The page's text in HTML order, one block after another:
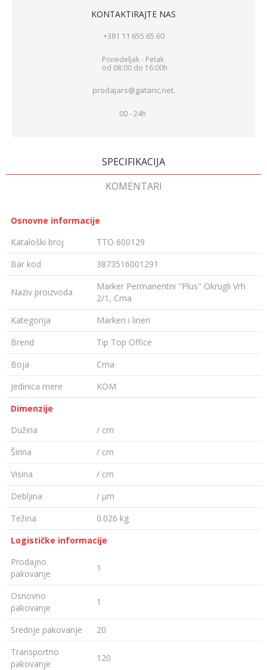
KONTAKTIRAJTE NAS
+381 11 655 65 60
Ponedeljak - Petak
od 08:00 do 16:00h
prodajars@gataric.net.
00 - 24h
SPECIFIKACIJA
KOMENTARI
Osnovne informacije
Kataloški broj
TTO 600129
Bar kod
3873516001291
Naziv proizvoda
Marker Permanentni "Plus" Okrugli Vrh
2/1, Crna
Kategorija
Markeri i lineri
Brend
Tip Top Office
Boja
Crna
Jedinica mere
KOM
Dimenzije
Dužina
/ cm
Širina
/ cm
Visina
/ cm
Debljina
/ µm
Težina
0.026 kg
Logističke informacije
Prodajno
pakovanje
1
Osnovno
pakovanje
1
Srednje pakovanje
20
Transportno
pakovanje
120